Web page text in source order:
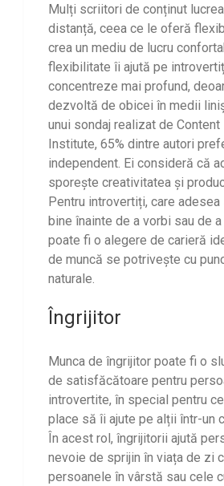
Mulți scriitori de conținut
distanță, ceea ce le oferă
crea un mediu de lucru
flexibilitate îi ajută pe
concentreze mai profund,
dezvoltă de obicei în medii
unui sondaj realizat de
Institute, 65% dintre autori
independent. Ei consideră că
sporește creativitatea și
Pentru introvertiți, care
bine înainte de a vorbi sau de
poate fi o alegere de carieră
de muncă se potrivește cu
naturale.
Îngrijitor
Munca de îngrijitor poate fi o
de satisfăcătoare pentru
introvertite, în special pentru
place să îi ajute pe alții într-un
În acest rol, îngrijitorii ajută
nevoie de sprijin în viața de zi
persoanele în vârstă sau cele